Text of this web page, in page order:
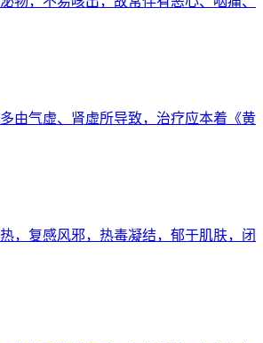
由气虚、肾虚所导致，治疗应本着《黄
，复感风邪，热毒凝结，郁于肌肤，闭